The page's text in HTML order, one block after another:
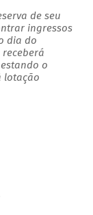
de seu
ingressos
dia do
o
lotação